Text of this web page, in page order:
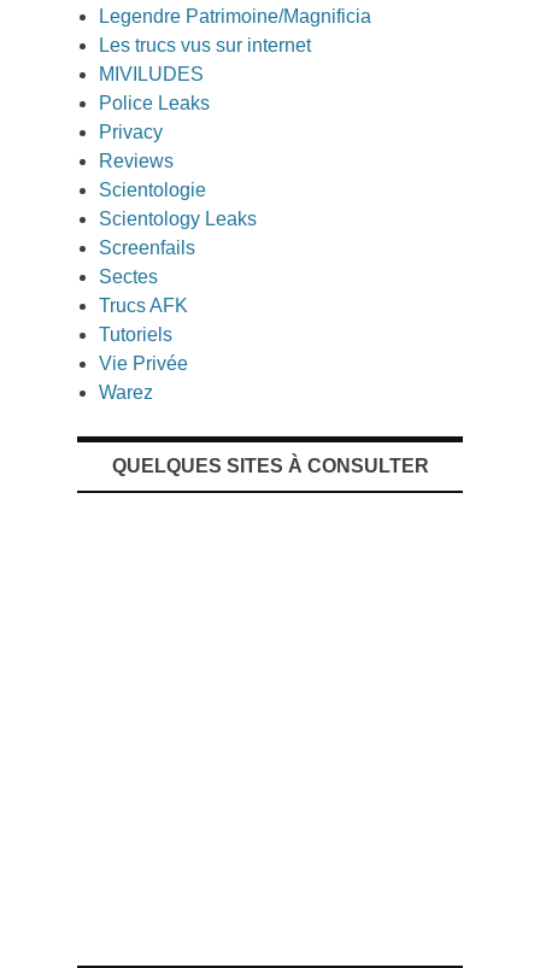
Legendre Patrimoine/Magnificia
Les trucs vus sur internet
MIVILUDES
Police Leaks
Privacy
Reviews
Scientologie
Scientology Leaks
Screenfails
Sectes
Trucs AFK
Tutoriels
Vie Privée
Warez
QUELQUES SITES À CONSULTER